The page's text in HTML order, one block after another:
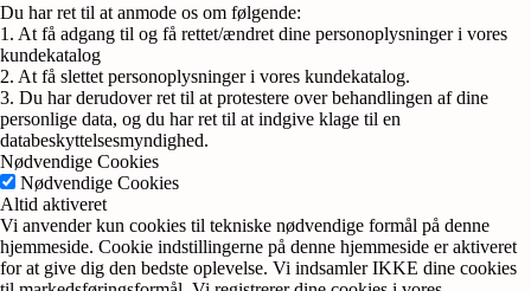
Du har ret til at anmode os om følgende:
1. At få adgang til og få rettet/ændret dine personoplysninger i vores
kundekatalog
2. At få slettet personoplysninger i vores kundekatalog.
3. Du har derudover ret til at protestere over behandlingen af dine
personlige data, og du har ret til at indgive klage til en
databeskyttelsesmyndighed.
Nødvendige Cookies
Nødvendige Cookies
Altid aktiveret
Vi anvender kun cookies til tekniske nødvendige formål på denne
hjemmeside. Cookie indstillingerne på denne hjemmeside er aktiveret
for at give dig den bedste oplevelse. Vi indsamler IKKE dine cookies